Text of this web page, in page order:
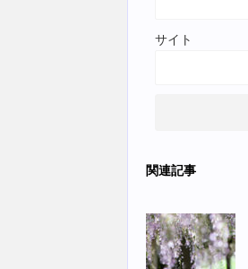
サイト
関連記事